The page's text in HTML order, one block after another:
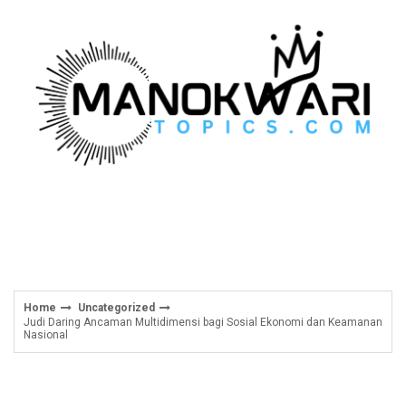
Home
Uncategorized
Judi Daring Ancaman Multidimensi bagi Sosial Ekonomi dan Keamanan
Nasional